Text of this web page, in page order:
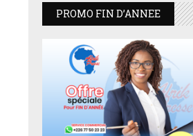
PROMO FIN D’ANNEE